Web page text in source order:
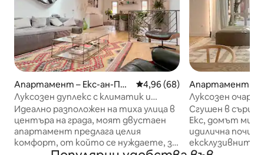
Апартамент – Екс-ан-Про
ванс
Средна оценка: 4,96 от 5, 68
4,96 (68)
Луксозен дуплекс с климатик и
уелнес стая
Идеално разположен на тиха улица в
центъра на града, моят двустаен
апартамент предлага целия
комфорт, от който се нуждаете, за
Апартамент –
ованс
Луксозен
центъра на Екс
Сгушен в
Екс, домът ми
идилична
ексклузивните